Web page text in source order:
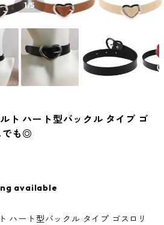
1/5
ト ハート型バックル タイプ ゴ
でも◎
available
ハート型バックル タイプ ゴスロリ